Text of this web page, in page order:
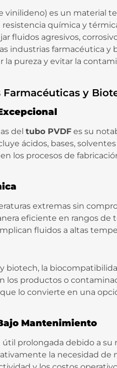
vinilideno) es un material
química y
fluidos agresivos,
industrias farmacéutica y
pureza y evitar la
y
deltubo PVDF es su
ácidos, bases,
los procesos de
extremas sin
eficiente en rangos de
fluidos a altas
biotech, la
los productos o
lo convierte en una
Mantenimiento
prolongada debido a su
la necesidad de